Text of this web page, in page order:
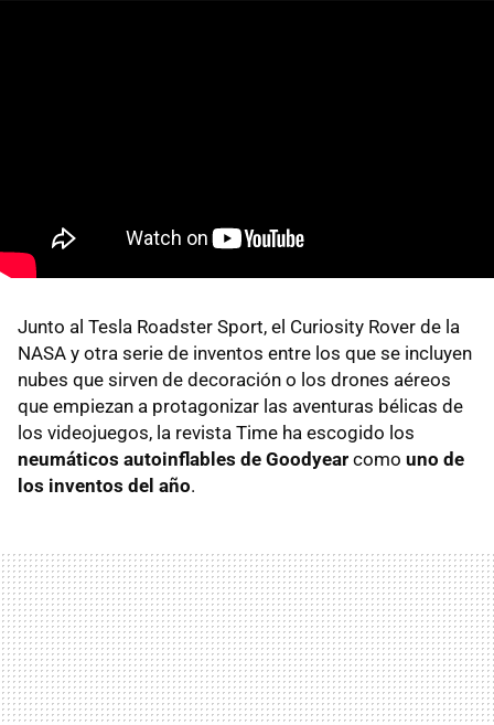
Junto al Tesla Roadster Sport, el Curiosity Rover de la
NASA y otra serie de inventos entre los que se incluyen
nubes que sirven de decoración o los drones aéreos
que empiezan a protagonizar las aventuras bélicas de
los videojuegos, la revista Time ha escogido los
neumáticos autoinflables de Goodyear como uno de
los inventos del año.